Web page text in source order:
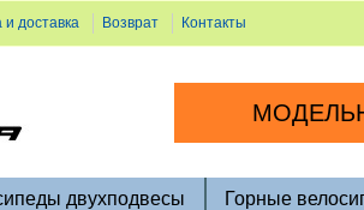
доставка Возврат Контакты
двухподвесы Горные